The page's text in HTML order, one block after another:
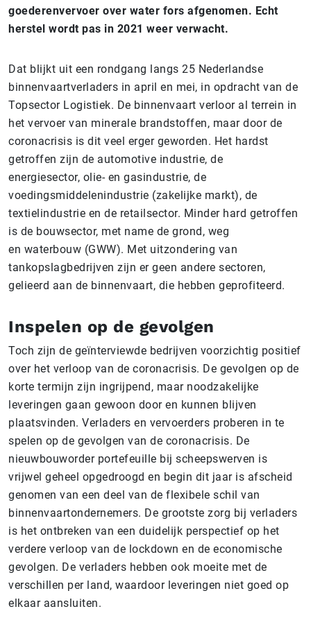
goederenvervoer over water fors afgenomen. Echt
herstel wordt pas in 2021 weer verwacht.
Dat blijkt uit een rondgang langs 25 Nederlandse
binnenvaartverladers in april en mei, in opdracht van de
Topsector Logistiek. De binnenvaart verloor al terrein in
het vervoer van minerale brandstoffen, maar door de
coronacrisis is dit veel erger geworden. Het hardst
getroffen zijn de automotive industrie, de
energiesector, olie- en gasindustrie, de
voedingsmiddelenindustrie (zakelijke markt), de
textielindustrie en de retailsector. Minder hard getroffen
is de bouwsector, met name de grond, weg
en waterbouw (GWW). Met uitzondering van
tankopslagbedrijven zijn er geen andere sectoren,
gelieerd aan de binnenvaart, die hebben geprofiteerd.
Inspelen op de gevolgen
Toch zijn de geïnterviewde bedrijven voorzichtig positief
over het verloop van de coronacrisis. De gevolgen op de
korte termijn zijn ingrijpend, maar noodzakelijke
leveringen gaan gewoon door en kunnen blijven
plaatsvinden. Verladers en vervoerders proberen in te
spelen op de gevolgen van de coronacrisis. De
nieuwbouworder portefeuille bij scheepswerven is
vrijwel geheel opgedroogd en begin dit jaar is afscheid
genomen van een deel van de flexibele schil van
binnenvaartondernemers. De grootste zorg bij verladers
is het ontbreken van een duidelijk perspectief op het
verdere verloop van de lockdown en de economische
gevolgen. De verladers hebben ook moeite met de
verschillen per land, waardoor leveringen niet goed op
elkaar aansluiten.